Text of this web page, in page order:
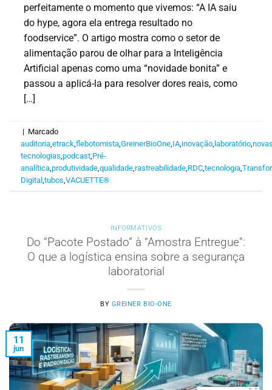
perfeitamente o momento que vivemos: “A IA saiu
do hype, agora ela entrega resultado no
foodservice”. O artigo mostra como o setor de
alimentação parou de olhar para a Inteligência
Artificial apenas como uma “novidade bonita” e
passou a aplicá-la para resolver dores reais, como
[…]
| Marcado
auditoria ,etrack ,flebotomista ,GreinerBioOne IA inovação laboratório ,
tecnologias ,podcast Pré-
analítica ,produtividade ,qualidade ,rastreabilidade RDC ,tecnologia ,
Digital ,tubos ,VACUETTE®
INFORMATIVOS
Do “Pacote Postado” à “Amostra Entregue”:
O que a logística ensina sobre a segurança
laboratorial
BY GREINER BIO-ONE
11
jun